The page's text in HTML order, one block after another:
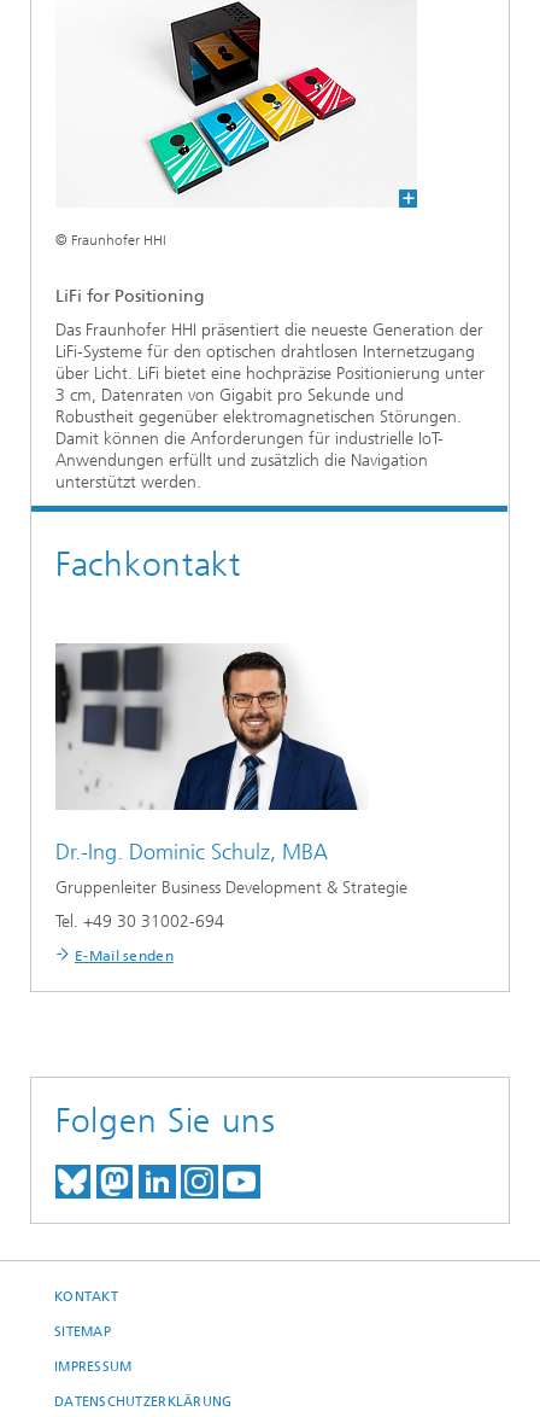
© Fraunhofer HHI
LiFi for Positioning
Das Fraunhofer HHI präsentiert die neueste Generation der
LiFi-Systeme für den optischen drahtlosen Internetzugang
über Licht. LiFi bietet eine hochpräzise Positionierung unter
3 cm, Datenraten von Gigabit pro Sekunde und
Robustheit gegenüber elektromagnetischen Störungen.
Damit können die Anforderungen für industrielle IoT-
Anwendungen erfüllt und zusätzlich die Navigation
unterstützt werden.
Fachkontakt
Dr.-Ing. Dominic Schulz, MBA
Gruppenleiter Business Development & Strategie
Tel. +49 30 31002-694
E-Mail senden
Folgen Sie uns
TREFFEN SIE UNS AUF BLUESKY
TREFFEN SIE UNS AUF
TREFFEN SIE UNS BEI
BESUCHEN SIE UNSER
UNSER VIDEO-
KONTAKT
SITEMAP
IMPRESSUM
DATENSCHUTZERKLÄRUNG